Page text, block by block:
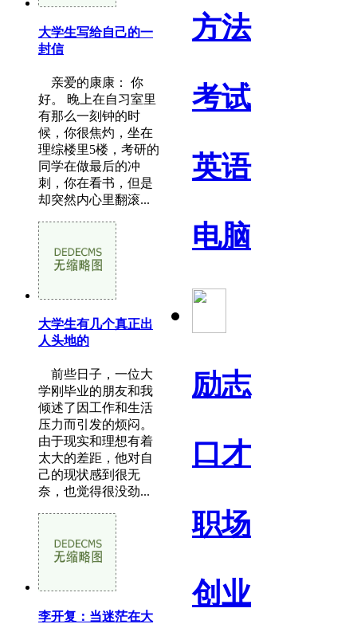
方法
考试
英语
电脑
励志
口才
职场
创业
大学生写给自己的一
封信
亲爱的康康： 你
好。 晚上在自习室里
有那么一刻钟的时
候，你很焦灼，坐在
理综楼里5楼，考研的
同学在做最后的冲
刺，你在看书，但是
却突然内心里翻滚...
大学生有几个真正出
人头地的
前些日子，一位大
学刚毕业的朋友和我
倾述了因工作和生活
压力而引发的烦闷。
由于现实和理想有着
太大的差距，他对自
己的现状感到很无
奈，也觉得很没劲...
李开复：当迷茫在大